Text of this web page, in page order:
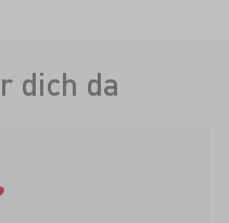
dich da